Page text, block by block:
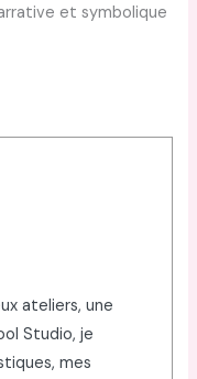
et symbolique
ateliers, une
Studio, je
mes